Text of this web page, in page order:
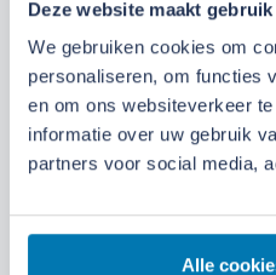
Deze website maakt
We gebruiken cookies om
personaliseren, om functies
en om ons websiteverkeer
informatie over uw gebruik
partners voor social media,
Alle
Kom langs bij onze
Locatie EdeLocatie
Bekijk deze locatie.